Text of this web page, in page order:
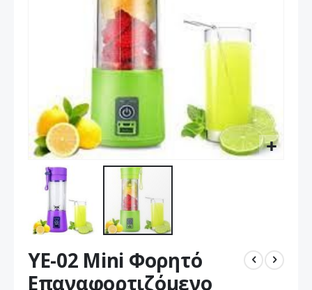
στην
αρχή
της
YE-02 Mini Φορητό
Επαναφορτιζόμενο